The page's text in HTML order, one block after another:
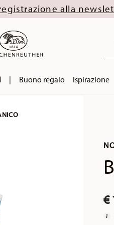
alla
| Buono regalo Ispirazione
€